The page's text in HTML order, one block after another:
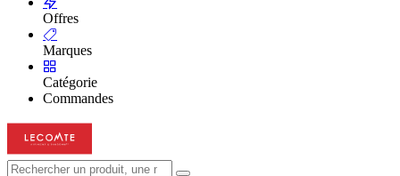
Offres
Marques
Catégorie
Commandes